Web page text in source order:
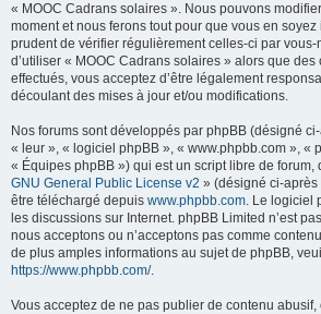
« MOOC Cadrans solaires ». Nous pouvons
moment et nous ferons tout pour que vous en soyez
prudent de vérifier régulièrement celles-ci par
d’utiliser « MOOC Cadrans solaires » alors que des
effectués, vous acceptez d’être légalement
découlant des mises à jour et/ou modifications.
Nos forums sont développés par phpBB (désigné
« leur », « logiciel phpBB », « www.phpbb.com », «
« Équipes phpBB ») qui est un script libre de forum,
GNU General Public License v2 » (désigné ci-après
être téléchargé depuis www.phpbb.com. Le logiciel
les discussions sur Internet. phpBB Limited n’est
nous acceptons ou n’acceptons pas comme
de plus amples informations au sujet de phpBB,
https://www.phpbb.com/.
Vous acceptez de ne pas publier de contenu